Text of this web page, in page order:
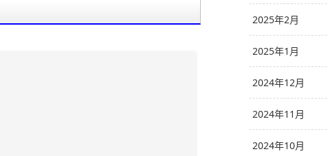
2025年2月
2025年1月
2024年12月
2024年11月
2024年10月